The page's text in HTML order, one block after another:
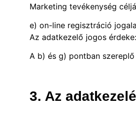
Marketing tevékenység
e) on-line regisztráció
Az adatkezelő jogos
A b) és g) pontban
3. Az